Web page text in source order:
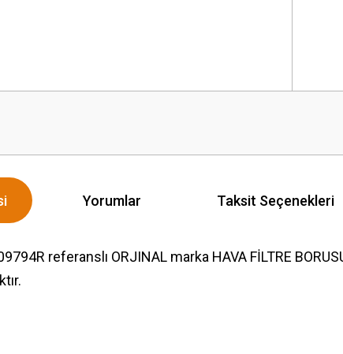
Yorumlar Taksit Seçenekleri
referanslı ORJINAL marka HAVA FİLTRE